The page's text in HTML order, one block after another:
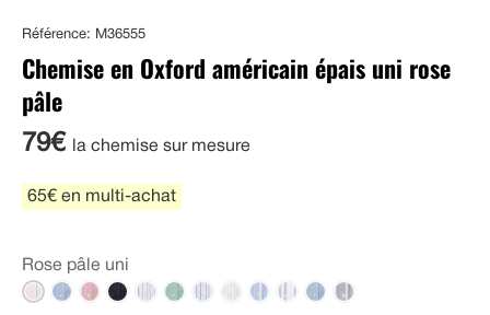
Référence: M36555
Chemise en Oxford américain épais uni rose
pâle
79€ la chemise sur mesure
65€ en multi-achat
Rose pâle uni